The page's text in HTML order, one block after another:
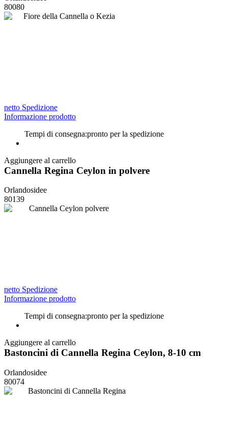
80080
netto Spedizione
Informazione prodotto
Tempi di consegna:pronto per la spedizione
Aggiungere al carrello
Cannella Regina Ceylon in polvere
Orlandosidee
80139
netto Spedizione
Informazione prodotto
Tempi di consegna:pronto per la spedizione
Aggiungere al carrello
Bastoncini di Cannella Regina Ceylon, 8-10 cm
Orlandosidee
80074